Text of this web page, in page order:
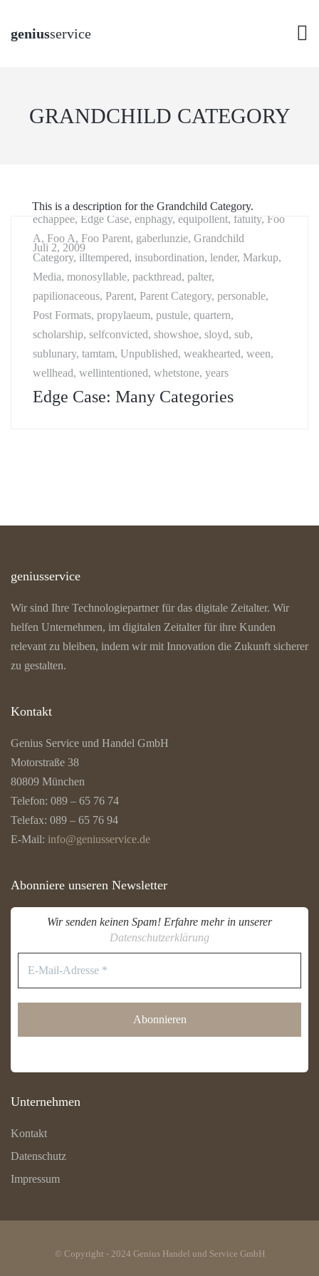
geniusservice
GRANDCHILD CATEGORY
This is a description for the Grandchild Category.
Juli 2, 2009
aciform, antiquarianism, arrangement, asmodeus, broder,
05, clerkship, disinclination, disinfection, dispatch,
echappee, Edge Case, enphagy, equipollent, fatuity, Foo
A, Foo A, Foo Parent, gaberlunzie, Grandchild
Category, illtempered, insubordination, lender, Markup,
Media, monosyllable, packthread, palter,
papilionaceous, Parent, Parent Category, personable,
Post Formats, propylaeum, pustule, quartern,
scholarship, selfconvicted, showshoe, sloyd, sub,
sublunary, tamtam, Unpublished, weakhearted, ween,
wellhead, wellintentioned, whetstone, years
Edge Case: Many Categories
geniusservice
Wir sind Ihre Technologiepartner für das digitale Zeitalter. Wir
helfen Unternehmen, im digitalen Zeitalter für ihre Kunden
relevant zu bleiben, indem wir mit Innovation die Zukunft sicherer
zu gestalten.
Kontakt
Genius Service und Handel GmbH
Motorstraße 38
80809 München
Telefon: 089 – 65 76 74
Telefax: 089 – 65 76 94
E-Mail: info@geniusservice.de
Abonniere unseren Newsletter
Wir senden keinen Spam! Erfahre mehr in unserer
Datenschutzerklärung
*
Unternehmen
Kontakt
Datenschutz
Impressum
© Copyright - 2024 Genius Handel und Service GmbH